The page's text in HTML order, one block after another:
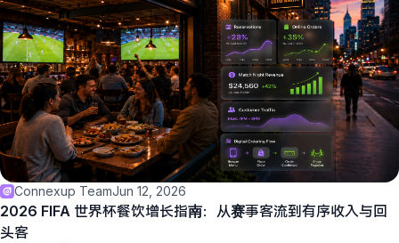
Connexup TeamJun 12, 2026
2026 FIFA 世界杯餐饮增长指南：从赛事客流到有序收入与回
头客